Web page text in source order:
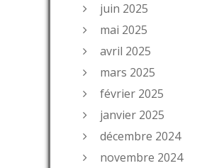
juin 2025
mai 2025
avril 2025
mars 2025
février 2025
janvier 2025
décembre 2024
novembre 2024